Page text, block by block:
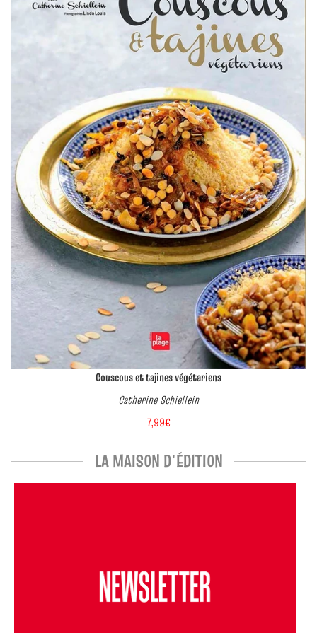
Couscous et tajines végétariens
Catherine Schiellein
7,99€
LA MAISON D'ÉDITION